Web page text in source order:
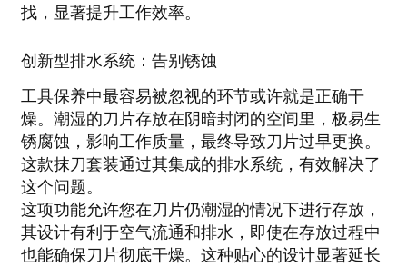
找，显著提升工作效率。
创新型排水系统：告别锈蚀
工具保养中最容易被忽视的环节或许就是正确干
燥。潮湿的刀片存放在阴暗封闭的空间里，极易生
锈腐蚀，影响工作质量，最终导致刀片过早更换。
这款抹刀套装通过其集成的排水系统，有效解决了
这个问题。
这项功能允许您在刀片仍潮湿的情况下进行存放，
其设计有利于空气流通和排水，即使在存放过程中
也能确保刀片彻底干燥。这种贴心的设计显著延长